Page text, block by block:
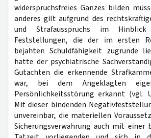
widerspruchsfreies Ganzes bilden
anderes gilt aufgrund des
und Strafausspruchs im
Feststellungen, die der im ersten
bejahten Schuldfähigkeit zugrunde
hatte der psychiatrische
Gutachten die erkennende
war, bei dem Angeklagten
Persönlichkeitsstörung erkannt (vgl.
Mit dieser bindenden
unvereinbar, die materiellen
Sicherungsverwahrung auch mit einer